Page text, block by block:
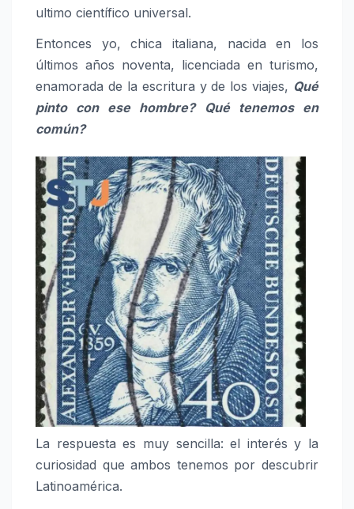
ultimo científico universal.
Entonces yo, chica italiana, nacida en los
últimos años noventa, licenciada en turismo,
enamorada de la escritura y de los viajes, Qué
pinto con ese hombre?
Qué tenemos en
común?
La respuesta es muy sencilla: el interés y la
curiosidad que ambos tenemos por descubrir
Latinoamérica.